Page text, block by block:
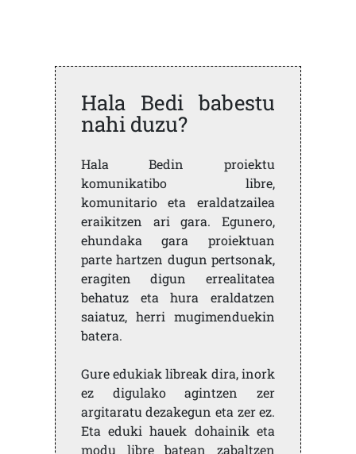
Hala Bedi babestu
nahi duzu?
Hala Bedin proiektu
komunikatibo libre,
komunitario eta eraldatzailea
eraikitzen ari gara. Egunero,
ehundaka gara proiektuan
parte hartzen dugun pertsonak,
eragiten digun errealitatea
behatuz eta hura eraldatzen
saiatuz, herri mugimenduekin
batera.
Gure edukiak libreak dira, inork
ez digulako agintzen zer
argitaratu dezakegun eta zer ez.
Eta eduki hauek dohainik eta
modu libre batean zabaltzen